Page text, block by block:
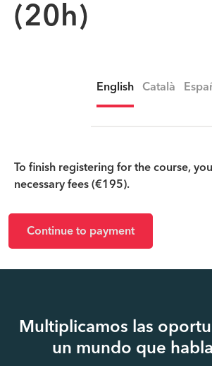
(20h)
English Català
To finish registering for the course,
necessary fees (€195).
Continue to payment
Multiplicamos las
un mundo que